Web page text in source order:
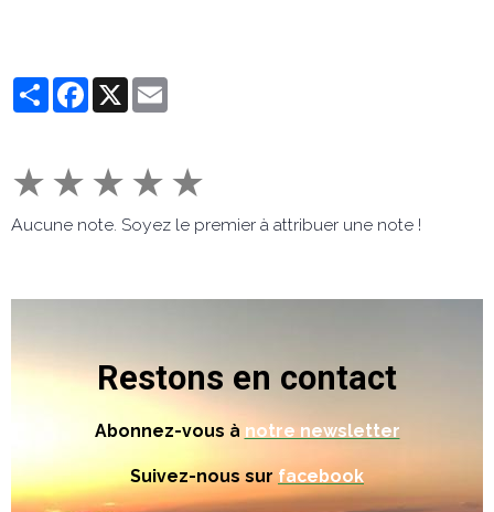
PartagerFacebook
X
★ ★ ★ ★ ★
Aucune note. Soyez le premier à attribuer une note !
Restons en contact
Abonnez-vous à notre newsletter
Suivez-nous surfacebook